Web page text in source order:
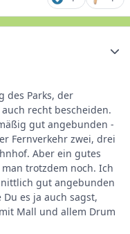
des Parks, der
recht bescheiden.
gut angebunden -
Fernverkehr zwei, drei
Aber ein gutes
trotzdem noch. Ich
gut angebunden
es ja auch sagst,
Mall und allem Drum